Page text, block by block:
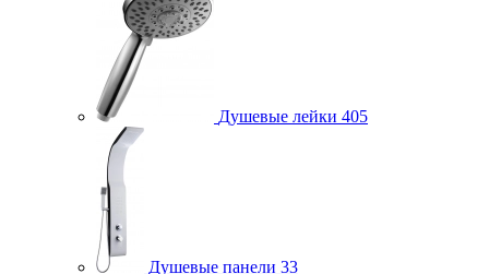
Душевые лейки 405
Душевые панели 33